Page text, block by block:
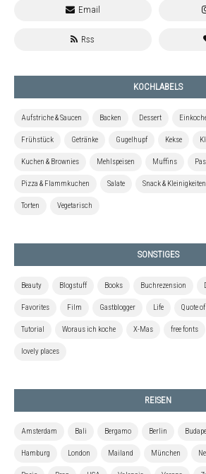
KOCHLABELS
Aufstriche & Saucen Backen Dessert
Frühstück Getränke Gugelhupf Kekse
Kuchen & Brownies Mehlspeisen Muffins
Pizza & Flammkuchen Salate Snack & Kleinigkeiten
Torten Vegetarisch
SONSTIGES
Beauty Blogstuff Books Buchrezension
Favorites Film Gastblogger Life Quote
Tutorial Woraus ich koche X-Mas free fonts
lovely places
REISEN
Amsterdam Bali Bergamo Berlin
Hamburg London Mailand München